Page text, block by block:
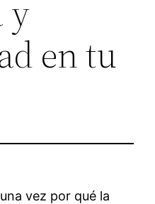
y
en tu
vez por qué la